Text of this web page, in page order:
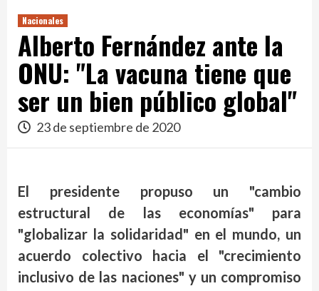
Nacionales
Alberto Fernández ante la
ONU: "La vacuna tiene que
ser un bien público global"
23 de septiembre de 2020
El presidente propuso un "cambio
estructural de las economías" para
"globalizar la solidaridad" en el mundo, un
acuerdo colectivo hacia el "crecimiento
inclusivo de las naciones" y un compromiso